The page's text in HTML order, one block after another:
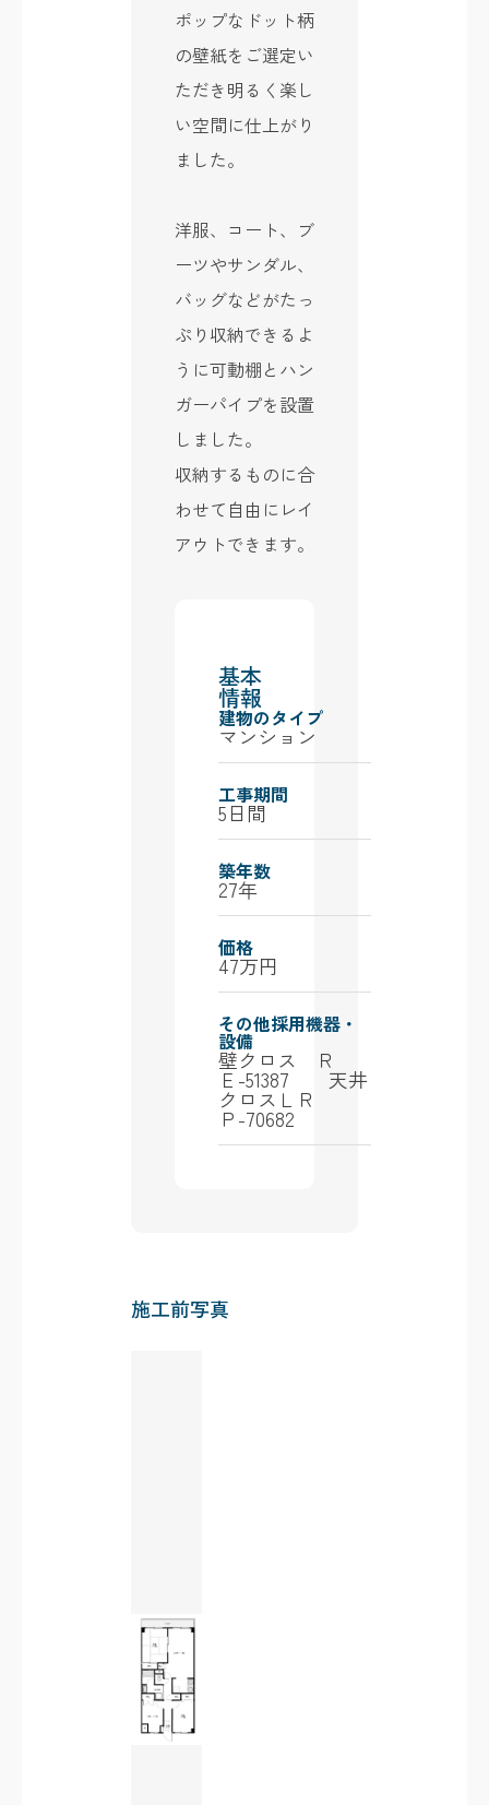
ポップなドット柄
の壁紙をご選定い
ただき明るく楽し
い空間に仕上がり
ました。
洋服、コート、ブ
ーツやサンダル、
バッグなどがたっ
ぷり収納できるよ
うに可動棚とハン
ガーパイプを設置
しました。
収納するものに合
わせて自由にレイ
アウトできます。
基本
情報
建物のタイプ
マンション
工事期間
5日間
築年数
27年
価格
47万円
その他採用機器・
設備
壁クロス Ｒ
Ｅ-51387 天井
クロスＬＲ
Ｐ-70682
施工前写真